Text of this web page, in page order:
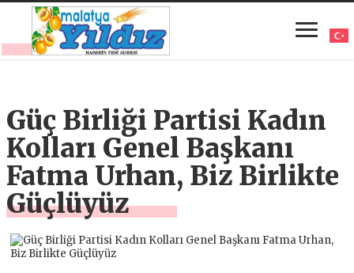
Güç Birliği Partisi Kadın
Kolları Genel Başkanı
Fatma Urhan, Biz Birlikte
Güçlüyüz